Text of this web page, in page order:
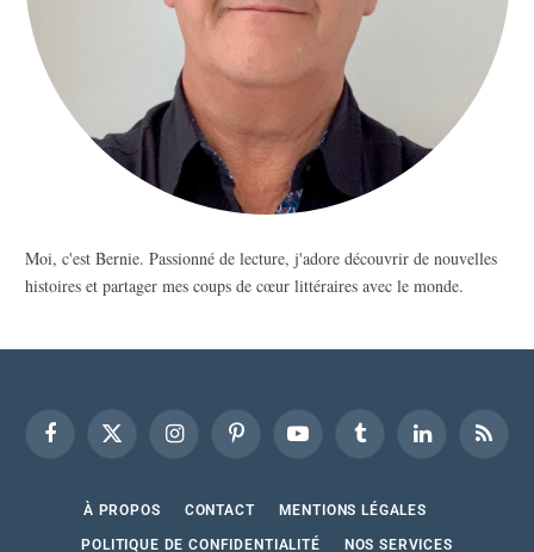
Moi, c'est Bernie. Passionné de lecture, j'adore découvrir de nouvelles
histoires et partager mes coups de cœur littéraires avec le monde.
FacebookX
(Twitter)
InstagramPinterest YouTube Tumblr LinkedInRSS
À PROPOS CONTACT MENTIONS LÉGALES
POLITIQUE DE CONFIDENTIALITÉ NOS SERVICES